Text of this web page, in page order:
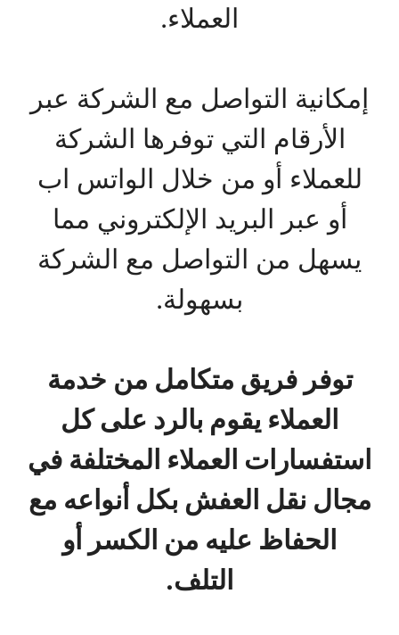
العملاء.
إمكانية التواصل مع الشركة عبر
الأرقام التي توفرها الشركة
للعملاء أو من خلال الواتس اب
أو عبر البريد الإلكتروني مما
يسهل من التواصل مع الشركة
بسهولة.
توفر فريق متكامل من خدمة
العملاء يقوم بالرد على كل
استفسارات العملاء المختلفة في
مجال نقل العفش بكل أنواعه مع
الحفاظ عليه من الكسر أو
التلف.